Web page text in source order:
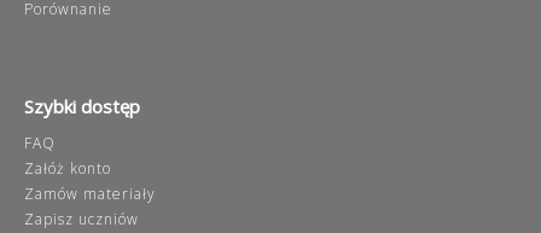
Porównanie
Szybki dostęp
FAQ
Załóż konto
Zamów materiały
Zapisz uczniów